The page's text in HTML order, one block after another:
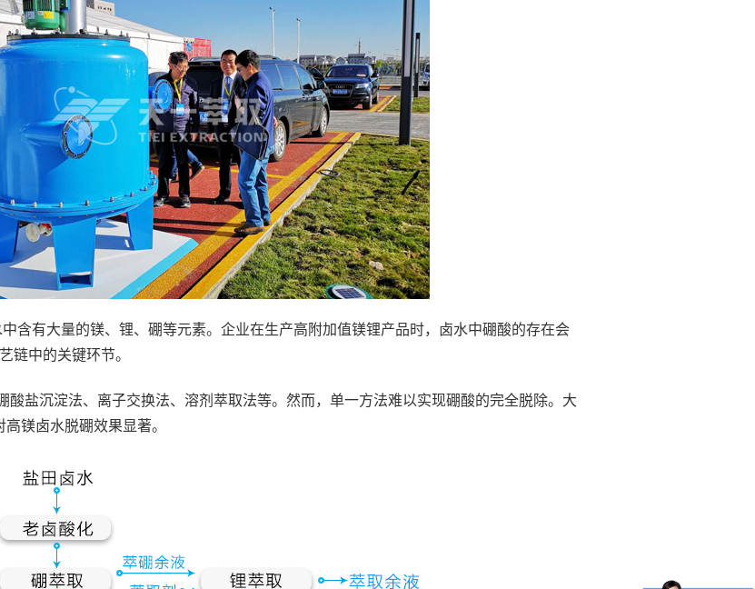
有大量的镁、锂、硼等元素。企业在生产高附加值镁锂产品时，卤水中硼酸的存在会
链中的关键环节。
酸盐沉淀法、离子交换法、溶剂萃取法等。然而，单一方法难以实现硼酸的完全脱除。大
镁卤水脱硼效果显著。